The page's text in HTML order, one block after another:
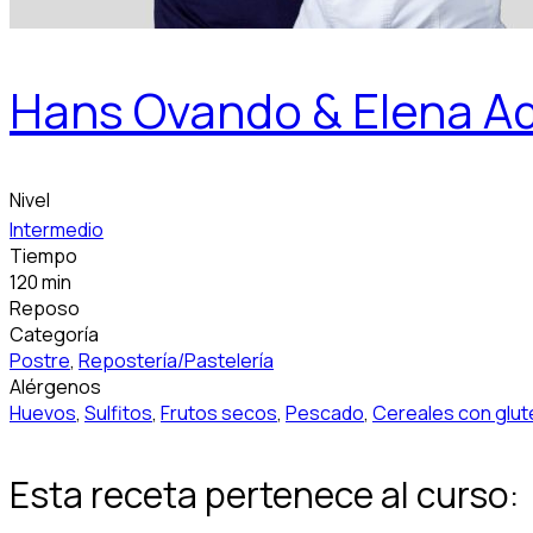
Hans Ovando & Elena
Nivel
Intermedio
Tiempo
120 min
Reposo
Categoría
Postre, Repostería/Pastelería
Alérgenos
Huevos, Sulfitos, Frutos secos, Pescado, Cereales con
Esta receta pertenece al curso: